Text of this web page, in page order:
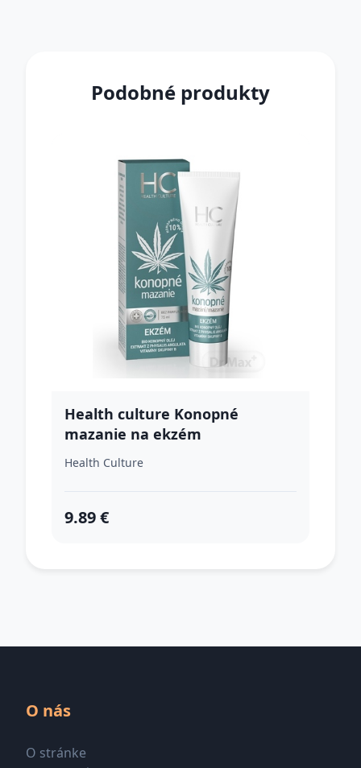
Podobné produkty
Health culture Konopné
mazanie na ekzém
Health Culture
9.89 €
O nás
O stránke